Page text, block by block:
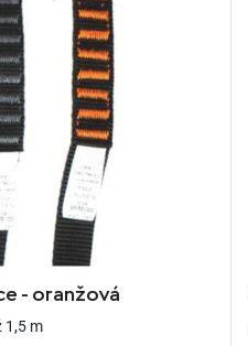
- oranžová
1,5 m